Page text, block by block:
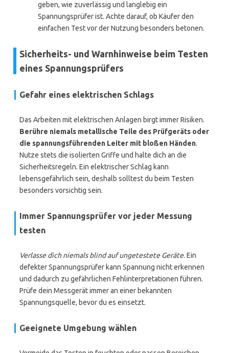
geben, wie zuverlässig und langlebig ein
Spannungsprüfer ist. Achte darauf, ob Käufer den
einfachen Test vor der Nutzung besonders betonen.
Sicherheits- und Warnhinweise beim Testen
eines Spannungsprüfers
Gefahr eines elektrischen Schlags
Das Arbeiten mit elektrischen Anlagen birgt immer Risiken.
Berühre niemals metallische Teile des Prüfgeräts oder
die spannungsführenden Leiter mit bloßen Händen.
Nutze stets die isolierten Griffe und halte dich an die
Sicherheitsregeln. Ein elektrischer Schlag kann
lebensgefährlich sein, deshalb solltest du beim Testen
besonders vorsichtig sein.
Immer Spannungsprüfer vor jeder Messung
testen
Verlasse dich niemals blind auf ungetestete Geräte. Ein
defekter Spannungsprüfer kann Spannung nicht erkennen
und dadurch zu gefährlichen Fehlinterpretationen führen.
Prüfe dein Messgerät immer an einer bekannten
Spannungsquelle, bevor du es einsetzt.
Geeignete Umgebung wählen